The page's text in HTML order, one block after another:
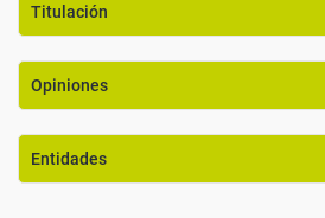
Titulación
Opiniones
Entidades